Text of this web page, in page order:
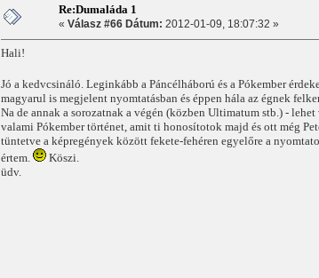
Re:Dumaláda 1
« Válasz #66 Dátum: 2012-01-09, 18:07:32 »
Hali!
Jó a kedvcsináló. Leginkább a Páncélháború és a Pókember
magyarul is megjelent nyomtatásban és éppen hála az égnek
Na de annak a sorozatnak a végén (közben Ultimatum stb.) -
valami Pókember történet, amit ti honosítotok majd és ott még
tüntetve a képregények között fekete-fehéren egyelőre a
értem.
Köszi.
üdv.